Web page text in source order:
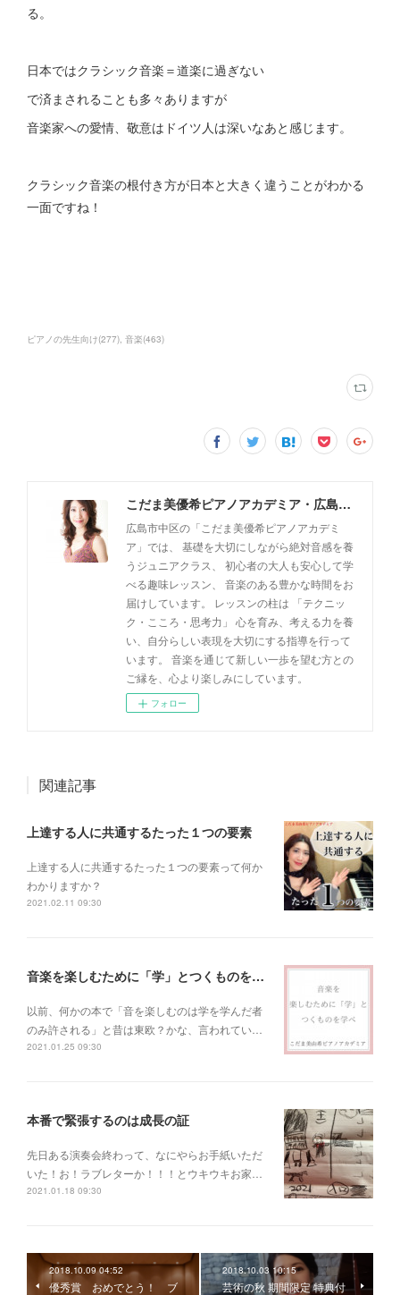
る。
日本ではクラシック音楽＝道楽に過ぎない
で済まされることも多々ありますが
音楽家への愛情、敬意はドイツ人は深いなあと感じます。
クラシック音楽の根付き方が日本と大きく違うことがわかる
一面ですね！
ピアノの先生向け(277) 音楽(463)
こだま美優希ピアノアカデミア・広島市中区
広島市中区の「こだま美優希ピアノアカデミ
ア」では、 基礎を大切にしながら絶対音感を養
うジュニアクラス、 初心者の大人も安心して学
べる趣味レッスン、 音楽のある豊かな時間をお
届けしています。 レッスンの柱は 「テクニッ
ク・こころ・思考力」 心を育み、考える力を養
い、自分らしい表現を大切にする指導を行って
います。 音楽を通じて新しい一歩を望む方との
ご縁を、心より楽しみにしています。
フォロー
関連記事
上達する人に共通するたった１つの要素
上達する人に共通するたった１つの要素って何か
わかりますか？
2021.02.11 09:30
音楽を楽しむために「学」とつくものを学べ！
以前、何かの本で「音を楽しむのは学を学んだ者
のみ許される」と昔は東欧？かな、言われてい…
2021.01.25 09:30
本番で緊張するのは成長の証
先日ある演奏会終わって、なにやらお手紙いただ
いた！お！ラブレターか！！！とウキウキお家…
2021.01.18 09:30
2018.10.09 04:52
優秀賞 おめでとう！ ブ
2018.10.03 10:15
芸術の秋 期間限定 特典付